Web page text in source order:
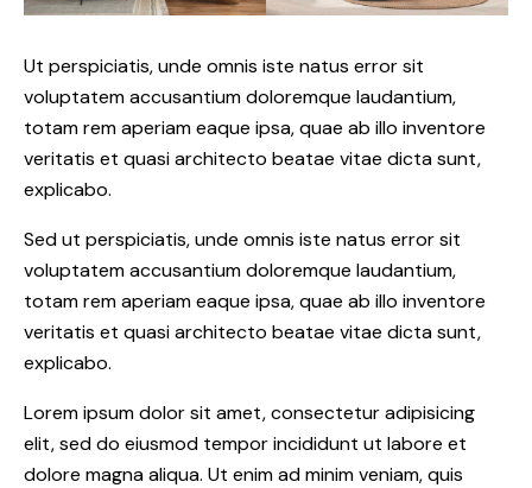
Ut perspiciatis, unde omnis iste natus error sit
voluptatem accusantium doloremque laudantium,
totam rem aperiam eaque ipsa, quae ab illo inventore
veritatis et quasi architecto beatae vitae dicta sunt,
explicabo.
Sed ut perspiciatis, unde omnis iste natus error sit
voluptatem accusantium doloremque laudantium,
totam rem aperiam eaque ipsa, quae ab illo inventore
veritatis et quasi architecto beatae vitae dicta sunt,
explicabo.
Lorem ipsum dolor sit amet, consectetur adipisicing
elit, sed do eiusmod tempor incididunt ut labore et
dolore magna aliqua. Ut enim ad minim veniam, quis